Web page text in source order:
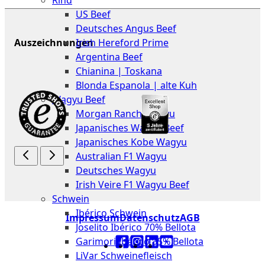
Stuttgart
US Beef
Deutsches Angus Beef
Irish Hereford Prime
Argentina Beef
Chianina | Toskana
Blonda Espanola | alte Kuh
Wagyu Beef
Morgan Ranch Wagyu
Japanisches Wagyu Beef
Japanisches Kobe Wagyu
Australian F1 Wagyu
Deutsches Wagyu
Irish Veire F1 Wagyu Beef
Schwein
Ibérico Schwein
Joselito Ibérico 70% Bellota
Garimori Ibérico 35% Bellota
LiVar Schweinefleisch
Auszeichnungen
ImpressumDatenschutzAGB